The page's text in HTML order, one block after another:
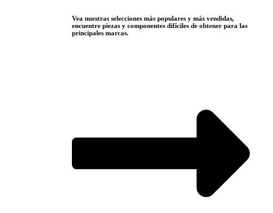
Vea nuestras selecciones más populares y más vendidas,
encuentre piezas y componentes difíciles de obtener para las
principales marcas.